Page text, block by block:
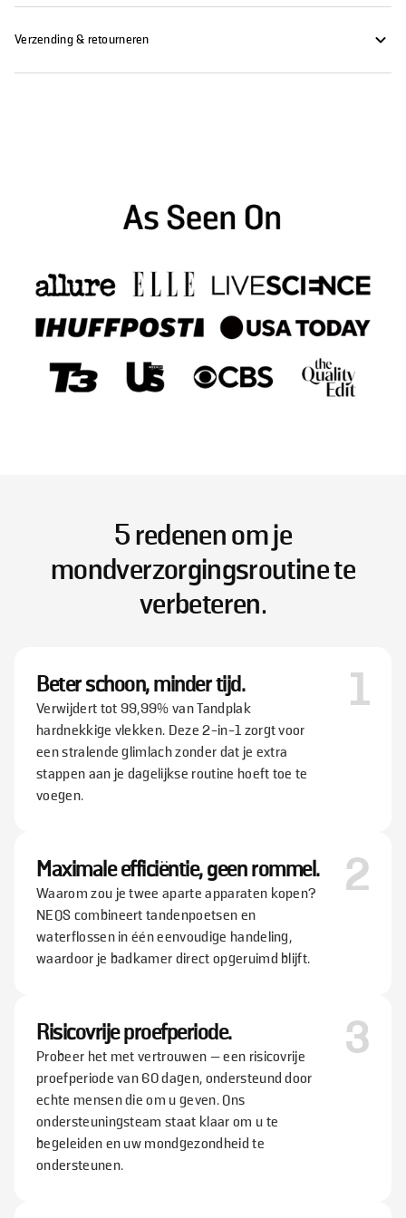
Verzending & retourneren
Automatische verlenging, op elk moment overslaan of annuleren.
5 redenen om je
mondverzorgingsroutine te
verbeteren.
Beter schoon, minder tijd.
Verwijdert tot 99,99% van Tandplak
hardnekkige vlekken. Deze 2-in-1 zorgt voor
een stralende glimlach zonder dat je extra
stappen aan je dagelijkse routine hoeft toe te
voegen.
1
Maximale efficiëntie, geen rommel.
Waarom zou je twee aparte apparaten kopen?
NEOS combineert tandenpoetsen en
waterflossen in één eenvoudige handeling,
waardoor je badkamer direct opgeruimd blijft.
2
Risicovrije proefperiode.
Probeer het met vertrouwen — een risicovrije
proefperiode van 60 dagen, ondersteund door
echte mensen die om u geven. Ons
ondersteuningsteam staat klaar om u te
begeleiden en uw mondgezondheid te
ondersteunen.
3